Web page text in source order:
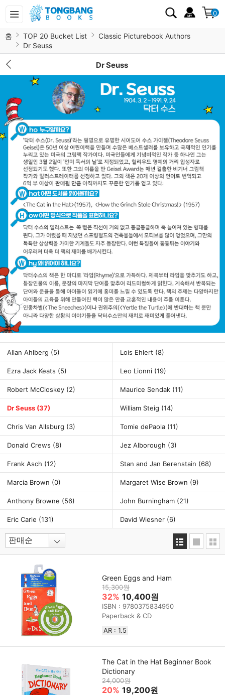
0
홈 TOP 20 Bucket List
Classic Picturebook Authors
Dr Seuss
Dr Seuss
Allan Ahlberg (5) Lois Ehlert (8)
Ezra Jack Keats (5) Leo Lionni (19)
Robert McCloskey (2) Maurice Sendak (11)
Dr Seuss (37) William Steig (14)
Chris Van Allsburg (3) Tomie dePaola (11)
Donald Crews (8) Jez Alborough (3)
Frank Asch (12) Stan and Jan Berenstain (68)
Marcia Brown (0) Margaret Wise Brown (9)
Anthony Browne (56) John Burningham (21)
Eric Carle (131) David Wiesner (6)
Green Eggs and Ham
15,300원
32% 10,400원
ISBN : 9780375834950
Paperback & CD
AR : 1.5
The Cat in the Hat Beginner Book
Dictionary
24,000원
20% 19,200원